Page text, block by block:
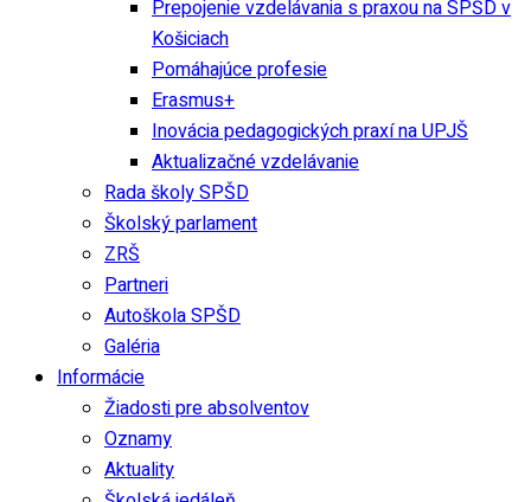
Prepojenie vzdelávania s praxou na SPŠD v
Košiciach
Pomáhajúce profesie
Erasmus+
Inovácia pedagogických praxí na UPJŠ
Aktualizačné vzdelávanie
Rada školy SPŠD
Školský parlament
ZRŠ
Partneri
Autoškola SPŠD
Galéria
Informácie
Žiadosti pre absolventov
Oznamy
Aktuality